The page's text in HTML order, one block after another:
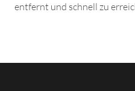
entfernt und schnell zu